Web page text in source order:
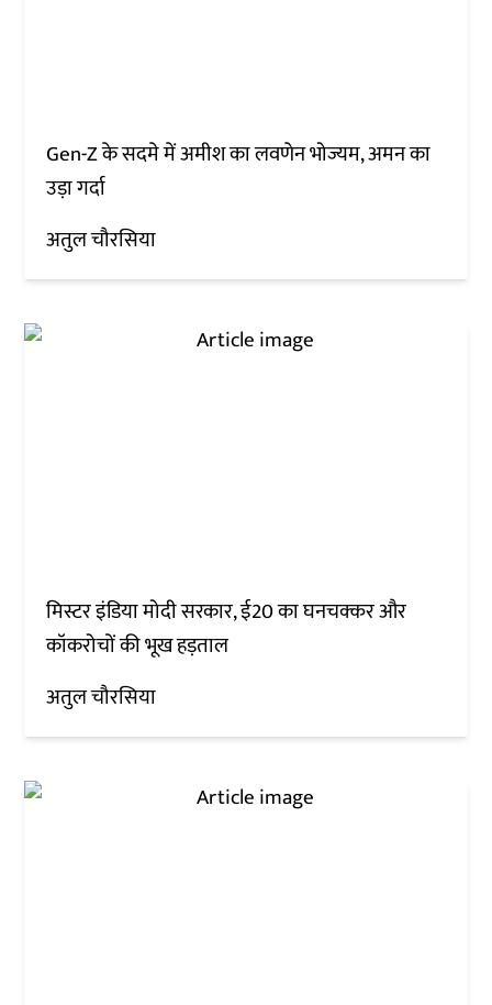
Gen-Z के सदमे में अमीश का लवणेन भोज्यम, अमन का
उड़ा गर्दा
अतुल चौरसिया
मिस्टर इंडिया मोदी सरकार, ई20 का घनचक्कर और
कॉकरोचों की भूख हड़ताल
अतुल चौरसिया